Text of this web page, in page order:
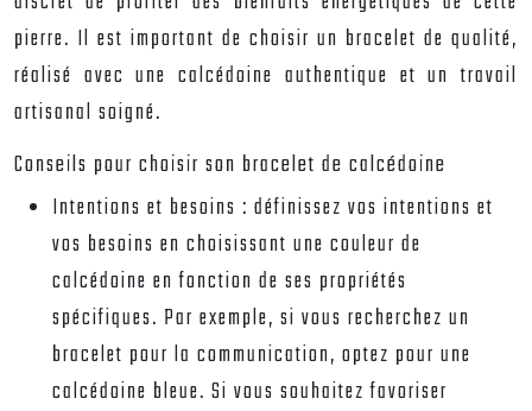
pierre. Il est important de choisir un bracelet de qualité,
réalisé avec une calcédoine authentique et un travail
artisanal soigné.
Conseils pour choisir son bracelet de calcédoine
Intentions et besoins : définissez vos intentions et
vos besoins en choisissant une couleur de
calcédoine en fonction de ses propriétés
spécifiques. Par exemple, si vous recherchez un
bracelet pour la communication, optez pour une
calcédoine bleue. Si vous souhaitez favoriser